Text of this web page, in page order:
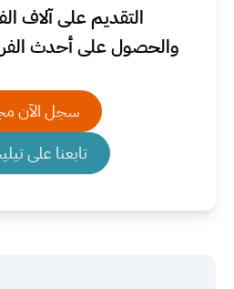
التقديم على آلاف
والحصول على أحدث
سجل الآن
تابعنا على